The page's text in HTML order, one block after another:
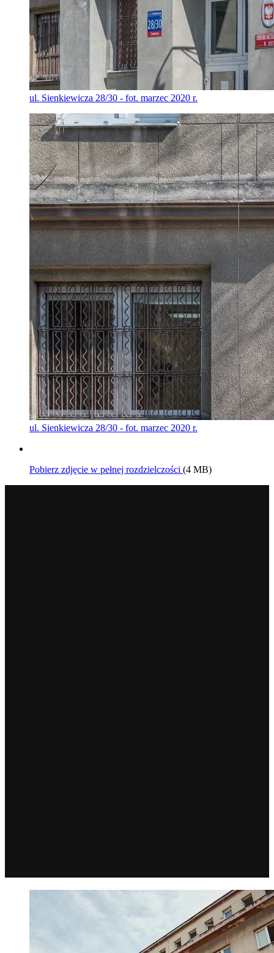
ul. Sienkiewicza 28/30 - fot. marzec 2020 r.
ul. Sienkiewicza 28/30 - fot. marzec 2020 r.
Pobierz zdjęcie w pełnej rozdzielczości (4 MB)